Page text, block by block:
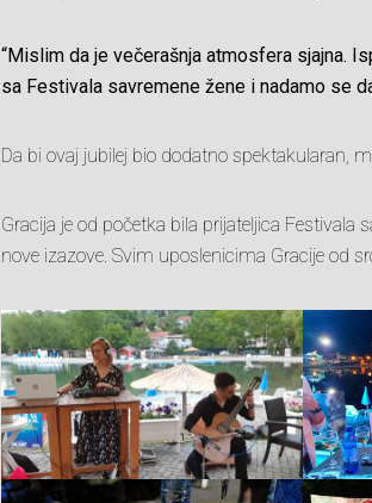
“Mislim da je večerašnja atmosfera sjajna.
sa Festivala savremene žene i nadamo se
Da bi ovaj jubilej bio dodatno spektakularan,
Gracija je od početka bila prijateljica
nove izazove. Svim uposlenicima Gracije od